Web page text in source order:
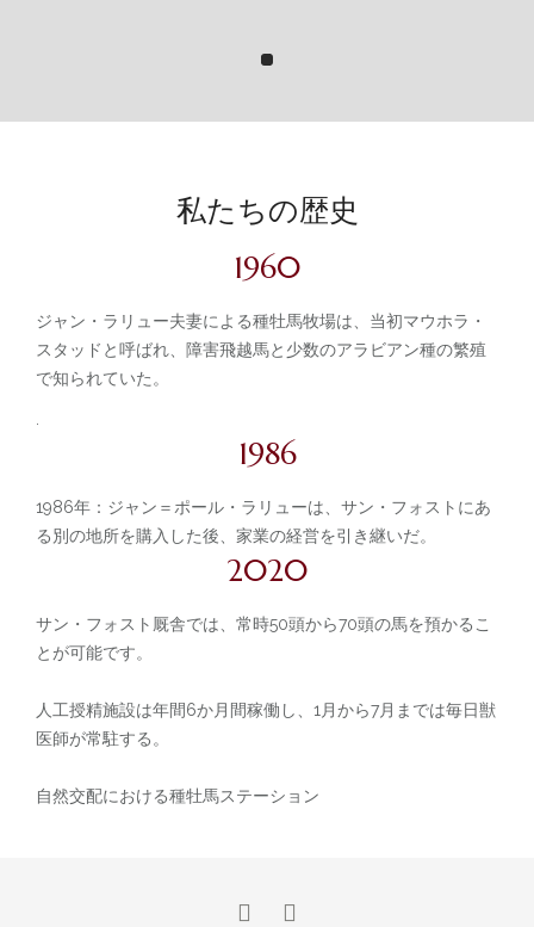
当社のサービス
お問い合わせ
私たちの歴史
1960
ジャン・ラリュー夫妻による種牡馬牧場は、当初マウホラ・
スタッドと呼ばれ、障害飛越馬と少数のアラビアン種の繁殖
で知られていた。
1986
1986年：ジャン＝ポール・ラリューは、サン・フォストにあ
る別の地所を購入した後、家業の経営を引き継いだ。
2020
サン・フォスト厩舎では、常時50頭から70頭の馬を預かるこ
とが可能です。
人工授精施設は年間6か月間稼働し、1月から7月までは毎日獣
医師が常駐する。
自然交配における種牡馬ステーション